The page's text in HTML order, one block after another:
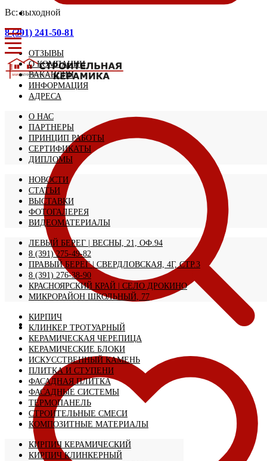
Вс: выходной
8 (391) 241-50-81
ОТЗЫВЫ
О КОМПАНИИ
ВАКАНСИИ
ИНФОРМАЦИЯ
АДРЕСА
О НАС
ПАРТНЕРЫ
ПРИНЦИП РАБОТЫ
СЕРТИФИКАТЫ
ДИПЛОМЫ
НОВОСТИ
СТАТЬИ
ВЫСТАВКИ
ФОТОГАЛЕРЕЯ
ВИДЕОМАТЕРИАЛЫ
ЛЕВЫЙ БЕРЕГ | ВЕСНЫ, 21, ОФ.94
8 (391) 275-49-82
ПРАВЫЙ БЕРЕГ | СВЕРДЛОВСКАЯ, 4Г, СТР.3
8 (391) 276-38-90
КРАСНОЯРСКИЙ КРАЙ | CЕЛО ДРОКИНО
МИКРОРАЙОН ШКОЛЬНЫЙ, 77
КИРПИЧ
КЛИНКЕР ТРОТУАРНЫЙ
КЕРАМИЧЕСКАЯ ЧЕРЕПИЦА
КЕРАМИЧЕСКИЕ БЛОКИ
ИСКУССТВЕННЫЙ КАМЕНЬ
ПЛИТКА И СТУПЕНИ
ФАСАДНАЯ ПЛИТКА
ФАСАДНЫЕ СИСТЕМЫ
ТЕРМОПАНЕЛЬ
СТРОИТЕЛЬНЫЕ СМЕСИ
КОМПОЗИТНЫЕ МАТЕРИАЛЫ
КИРПИЧ КЕРАМИЧЕСКИЙ
КИРПИЧ КЛИНКЕРНЫЙ